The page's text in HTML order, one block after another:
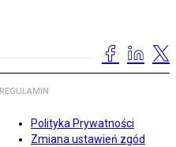
REGULAMIN
Polityka Prywatności
Zmiana ustawień zgód